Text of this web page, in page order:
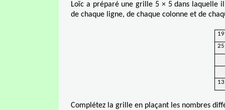
Loïc a préparé une grille 5 × 5 dans laquelle
de chaque ligne, de chaque colonne et de
19
25
13
Complétez la grille en plaçant les nombres